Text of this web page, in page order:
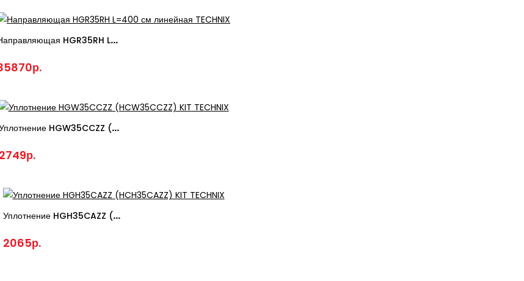
Направляющая HGR35RH L=400 См Линейная TECHNIX
Уплотнение HGW35CCZZ (HCW35CCZZ) KIT TECHNIX
2749р.
Уплотнение HGH35CAZZ (HCH35CAZZ) KIT TECHNIX
2065р.